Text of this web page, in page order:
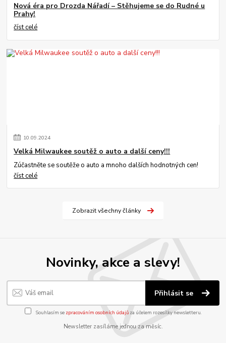
Nová éra pro Drozda Nářadí – Stěhujeme se do Rudné u
Prahy!
číst celé
10.09.2024
Velká Milwaukee soutěž o auto a další ceny!!!
Zúčastněte se soutěže o auto a mnoho dalších hodnotných cen!
číst celé
Zobrazit všechny články
Novinky, akce a slevy!
Přihlásit se
Souhlasím se zpracováním osobních údajůza účelem rozesílky newsletteru.
Newsletter zasíláme jednou za měsíc.